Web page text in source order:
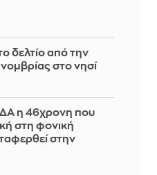
δελτίο από την
στο νησί
η 46χρονη που
στη φονική
στην